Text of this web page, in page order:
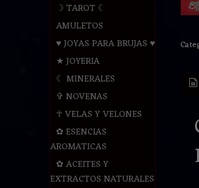
☽ TAROT ☾
AMULETOS
♥ JOYAS PARA BRUJAS ♥
★ JOYERIA
☾ MINERALES
✞ NOVENAS
☥ VELAS Y VELONES
✿ ESENCIAS
AROMATICAS
✿ ACEITES Y
EXTRACTOS NATURALES